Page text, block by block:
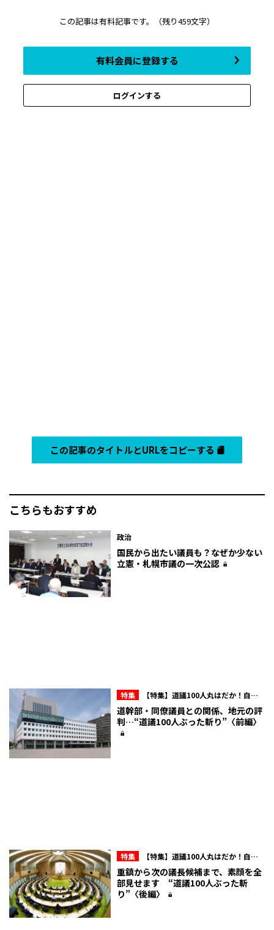
この記事は有料記事です。 （残り459文字）
有料会員に登録する
ログインする
この記事のタイトルとURLをコピーする
こちらもおすすめ
政治
国民から出たい議員も？なぜか少ない
立憲・札幌市議の一次公認
特集
【特集】道議100人丸はだか！自民
会派内のマル秘情報を赤裸々に！北海道議
会“ここだけの話”
道幹部・同僚議員との関係、地元の評
判…“道議100人ぶった斬り”〈前編〉
特集
【特集】道議100人丸はだか！自民
会派内のマル秘情報を赤裸々に！北海道議
会“ここだけの話”
重鎮から次の議長候補まで、素顔を全
部見せます “道議100人ぶった斬
り”〈後編〉